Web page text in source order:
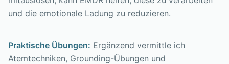
und die emotionale Ladung zu reduzieren.
Praktische Übungen: Ergänzend vermittle ich
Atemtechniken, Grounding-Übungen und